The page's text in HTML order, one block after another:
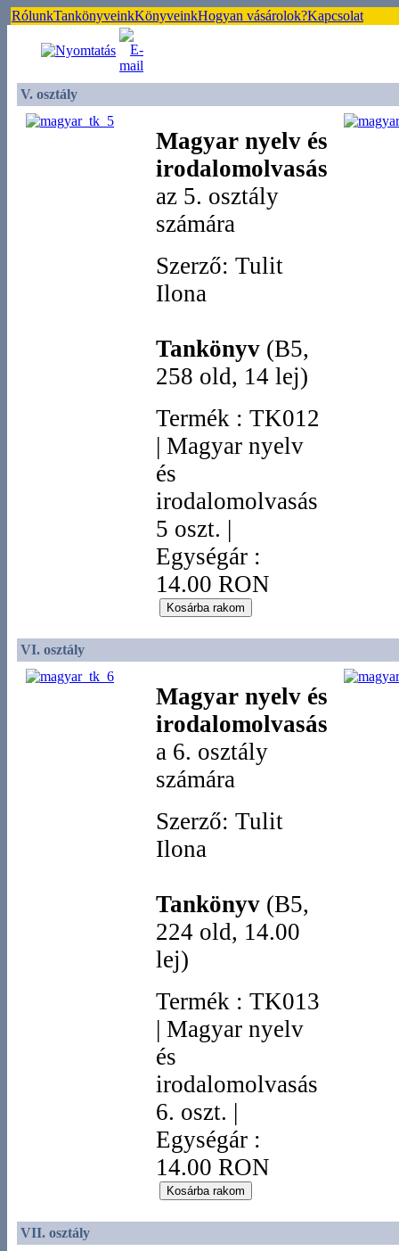
RólunkTankönyveinkKönyveinkHogyan vásárolok?Kapcsolat
V. osztály
Magyar nyelv és
irodalomolvasás
az 5. osztály
számára
Szerző: Tulit
Ilona
Tankönyv (B5,
258 old, 14 lej)
Termék : TK012
| Magyar nyelv
és
irodalomolvasás
5 oszt. |
Egységár :
14.00 RON
VI. osztály
Magyar nyelv és
irodalomolvasás
a 6. osztály
számára
Szerző: Tulit
Ilona
Tankönyv (B5,
224 old, 14.00
lej)
Termék : TK013
| Magyar nyelv
és
irodalomolvasás
6. oszt. |
Egységár :
14.00 RON
VII. osztály